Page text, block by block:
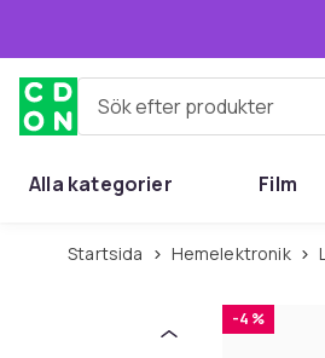
Sök efter produkter
Alla kategorier Film
Startsida Hemelektronik
-4 %